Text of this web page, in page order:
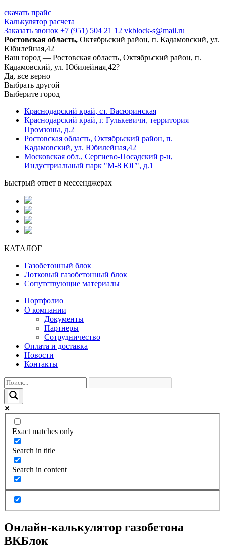
скачать прайс
Калькулятор расчета
Заказать звонок +7 (951) 504 21 12 vkblock-s@mail.ru
Ростовская область, Октябрьский район, п. Кадамовский, ул.
Юбилейная,42
Ваш город — Ростовская область, Октябрьский район, п.
Кадамовский, ул. Юбилейная,42?
Да, все верно
Выбрать другой
Выберите город
Краснодарский край, ст. Васюринская
Краснодарский край, г. Гулькевичи, территория
Промзоны, д.2
Ростовская область, Октябрьский район, п.
Кадамовский, ул. Юбилейная,42
Московская обл., Сергиево-Посадский р-н,
Индустриальный парк "М-8 ЮГ", д.1
Быстрый ответ в мессенджерах
КАТАЛОГ
Газобетонный блок
Лотковый газобетонный блок
Сопутствующие материалы
Портфолио
О компании
Документы
Партнеры
Сотрудничество
Оплата и доставка
Новости
Контакты
Exact matches only
Search in title
Search in content
Онлайн-калькулятор газобетона
ВКБлок